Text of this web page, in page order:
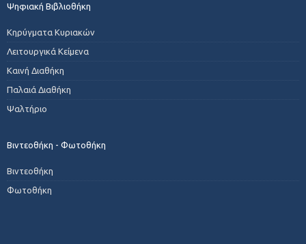
Ψηφιακή Βιβλιοθήκη
Κηρύγματα Κυριακών
Λειτουργικά Κείμενα
Καινή Διαθήκη
Παλαιά Διαθήκη
Ψαλτήριο
Βιντεοθήκη - Φωτοθήκη
Βιντεοθήκη
Φωτοθήκη